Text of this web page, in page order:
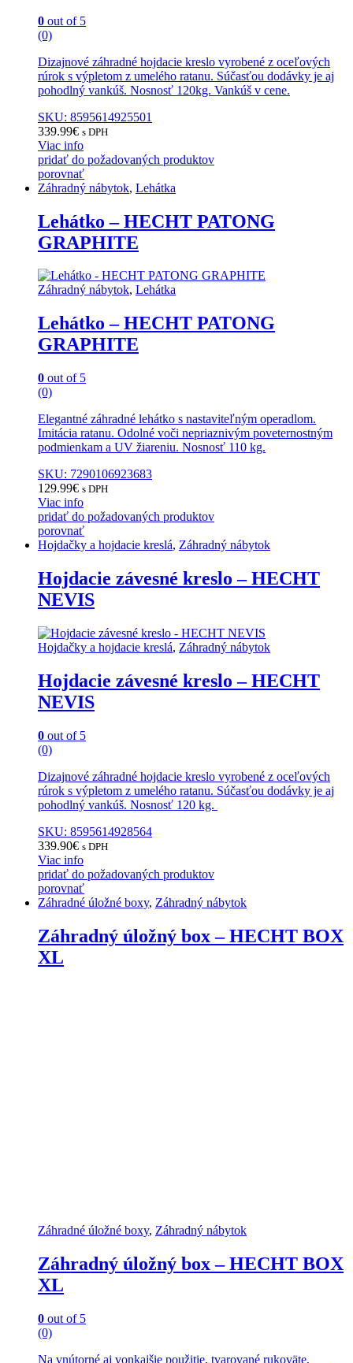
0 out of 5
(0)
Dizajnové záhradné hojdacie kreslo vyrobené z oceľových
rúrok s výpletom z umelého ratanu. Súčasťou dodávky je aj
pohodlný vankúš. Nosnosť 120kg. Vankúš v cene.
SKU: 8595614925501
339.99€ s DPH
Viac info
pridať do požadovaných produktov
porovnať
Záhradný nábytok, Lehátka
Lehátko – HECHT PATONG
GRAPHITE
Záhradný nábytok, Lehátka
Lehátko – HECHT PATONG
GRAPHITE
0 out of 5
(0)
Elegantné záhradné lehátko s nastaviteľným operadlom.
Imitácia ratanu. Odolné voči nepriaznivým poveternostným
podmienkam a UV žiareniu. Nosnosť 110 kg.
SKU: 7290106923683
129.99€ s DPH
Viac info
pridať do požadovaných produktov
porovnať
Hojdačky a hojdacie kreslá, Záhradný nábytok
Hojdacie závesné kreslo – HECHT
NEVIS
Hojdačky a hojdacie kreslá, Záhradný nábytok
Hojdacie závesné kreslo – HECHT
NEVIS
0 out of 5
(0)
Dizajnové záhradné hojdacie kreslo vyrobené z oceľových
rúrok s výpletom z umelého ratanu. Súčasťou dodávky je aj
pohodlný vankúš. Nosnosť 120 kg.
SKU: 8595614928564
339.90€ s DPH
Viac info
pridať do požadovaných produktov
porovnať
Záhradné úložné boxy, Záhradný nábytok
Záhradný úložný box – HECHT BOX
XL
Záhradné úložné boxy, Záhradný nábytok
Záhradný úložný box – HECHT BOX
XL
0 out of 5
(0)
Na vnútorné aj vonkajšie použitie, tvarované rukoväte,